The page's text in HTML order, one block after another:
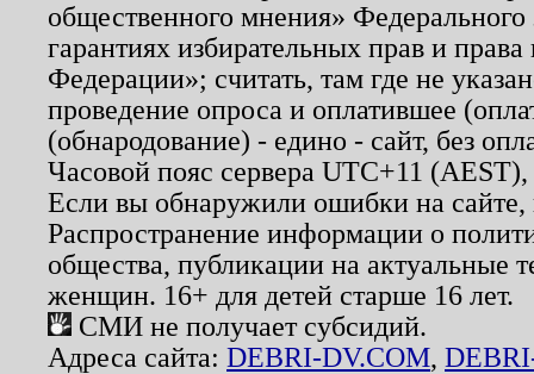
общественного мнения»
гарантиях избирательных прав и
Федерации»; считать, там где не
проведение опроса и оплатившее
(обнародование) - едино - сайт, без
Часовой пояс сервера UTC+11
Если вы обнаружили ошибки на
Распространение информации о
общества, публикации на актуальные
женщин. 16+ для детей старше 16 лет.
СМИ не получает субсидий.
Адреса сайта: DEBRI-DV.COM,